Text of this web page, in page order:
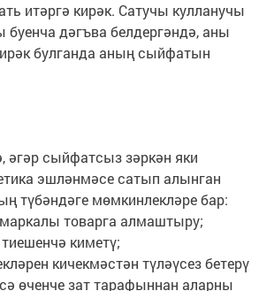
итәргә кирәк. Сатучы кулланучы
дәгъва белдергәндә, аны
булганда аның сыйфатын
әгәр сыйфатсыз зәркән яки
эшләнмәсе сатып алынган
түбәндәге мөмкинлекләре бар:
товарга алмаштыру;
киметү;
кичекмәстән түләүсез бетерү
өченче зат тарафыннан аларны